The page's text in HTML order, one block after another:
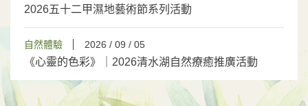
2026五十二甲濕地藝術節系列活動
自然體驗 2026 / 09 / 05
《心靈的色彩》｜2026清水湖自然療癒推廣活動